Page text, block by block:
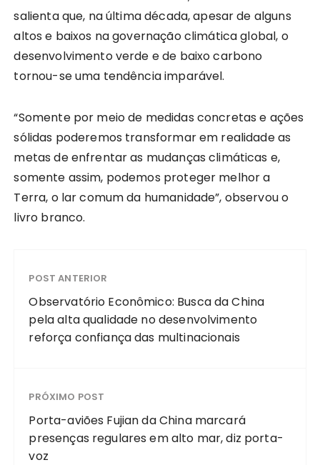
salienta que, na última década, apesar de alguns
altos e baixos na governação climática global, o
desenvolvimento verde e de baixo carbono
tornou-se uma tendência imparável.
“Somente por meio de medidas concretas e ações
sólidas poderemos transformar em realidade as
metas de enfrentar as mudanças climáticas e,
somente assim, podemos proteger melhor a
Terra, o lar comum da humanidade”, observou o
livro branco.
POST ANTERIOR
Observatório Econômico: Busca da China
pela alta qualidade no desenvolvimento
reforça confiança das multinacionais
PRÓXIMO POST
Porta-aviões Fujian da China marcará
presenças regulares em alto mar, diz porta-
voz